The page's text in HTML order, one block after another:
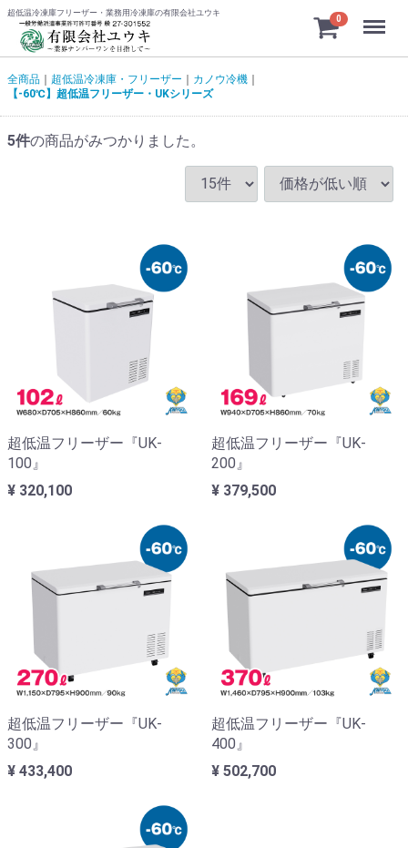
超低温冷凍庫フリーザー・業務用冷凍庫の有限会社ユウキ
0 Menu
全商品 超低温冷凍庫・フリーザー
カノウ冷機
【-60℃】超低温フリーザー・UKシリーズ
5件の商品がみつかりました。
超低温フリーザー『UK-
100』
¥ 320,100
超低温フリーザー『UK-
200』
¥ 379,500
超低温フリーザー『UK-
300』
¥ 433,400
超低温フリーザー『UK-
400』
¥ 502,700